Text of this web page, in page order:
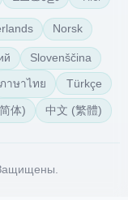
Norsk
Slovenščina
ภาษาไทย Türkçe
体) 中文 (繁體)